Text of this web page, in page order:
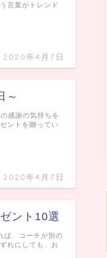
2020年4月7日
言葉がトレンド
～
2020年4月7日
感謝の気持ちを
ントを贈ってい
ント10選
ば、コーチが別の
れにしても、お